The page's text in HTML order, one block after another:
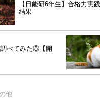
【日能研6年生】合格力実
結果
調べてみた⑤【開
他